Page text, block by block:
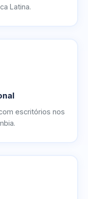
Latina.
escritórios nos